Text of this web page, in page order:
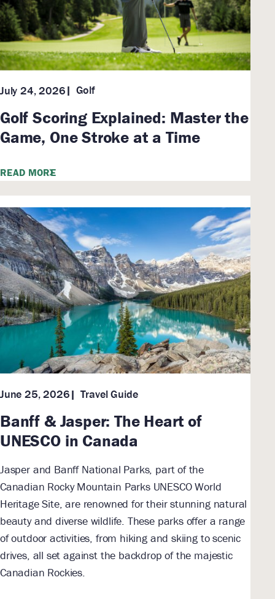
July 24, 2026 Golf
Golf Scoring Explained: Master the
Game, One Stroke at a Time
READ MORE
June 25, 2026 Travel Guide
Banff & Jasper: The Heart of
UNESCO in Canada
Jasper and Banff National Parks, part of the
Canadian Rocky Mountain Parks UNESCO World
Heritage Site, are renowned for their stunning natural
beauty and diverse wildlife. These parks offer a range
of outdoor activities, from hiking and skiing to scenic
drives, all set against the backdrop of the majestic
Canadian Rockies.